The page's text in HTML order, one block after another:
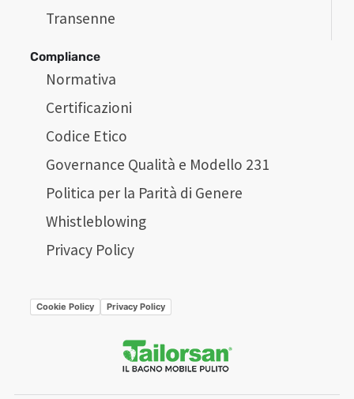
Transenne
Compliance
Normativa
Certificazioni
Codice Etico
Governance Qualità e Modello 231
Politica per la Parità di Genere
Whistleblowing
Privacy Policy
Cookie Policy Privacy Policy